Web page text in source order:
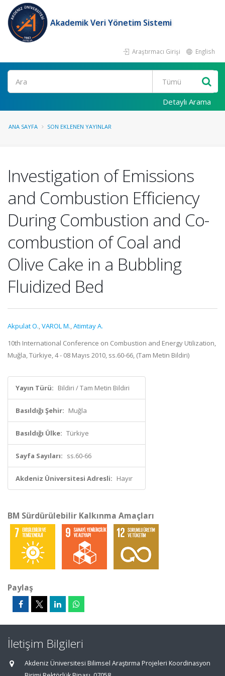
Akademik Veri Yönetim Sistemi
Araştırmacı Girişi English
Ara
Detaylı Arama
ANA SAYFA SON EKLENEN YAYINLAR
Investigation of Emissions
and Combustion Efficiency
During Combustion and Co-
combustion of Coal and
Olive Cake in a Bubbling
Fluidized Bed
Akpulat O.,VAROL M.,Atimtay A.
10th International Conference on Combustion and Energy Utilization,
Muğla, Türkiye, 4 - 08 Mayıs 2010, ss.60-66, (Tam Metin Bildiri)
Yayın Türü: Bildiri / Tam Metin Bildiri
Basıldığı Şehir: Muğla
Basıldığı Ülke: Türkiye
Sayfa Sayıları: ss.60-66
Akdeniz Üniversitesi Adresli: Hayır
BM Sürdürülebilir Kalkınma Amaçları
Paylaş
İletişim Bilgileri
Akdeniz Üniversitesi Bilimsel Araştırma Projeleri Koordinasyon